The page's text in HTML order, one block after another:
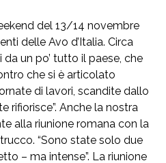
del 13/14 novembre
delle Avo d’Italia. Circa
un po’ tutto il paese, che
che si è articolato
di lavori, scandite dallo
rifiorisce”. Anche la nostra
alla riunione romana con la
“Sono state solo due
– ma intense”. La riunione